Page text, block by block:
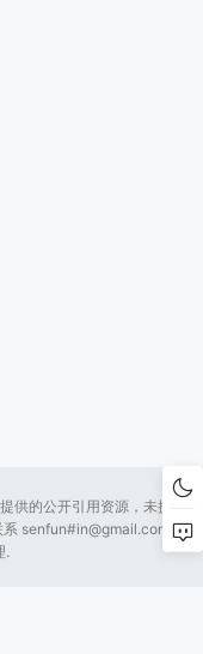
供的公开引用资源，未提供
系 senfun#in@gmail.com 我
.